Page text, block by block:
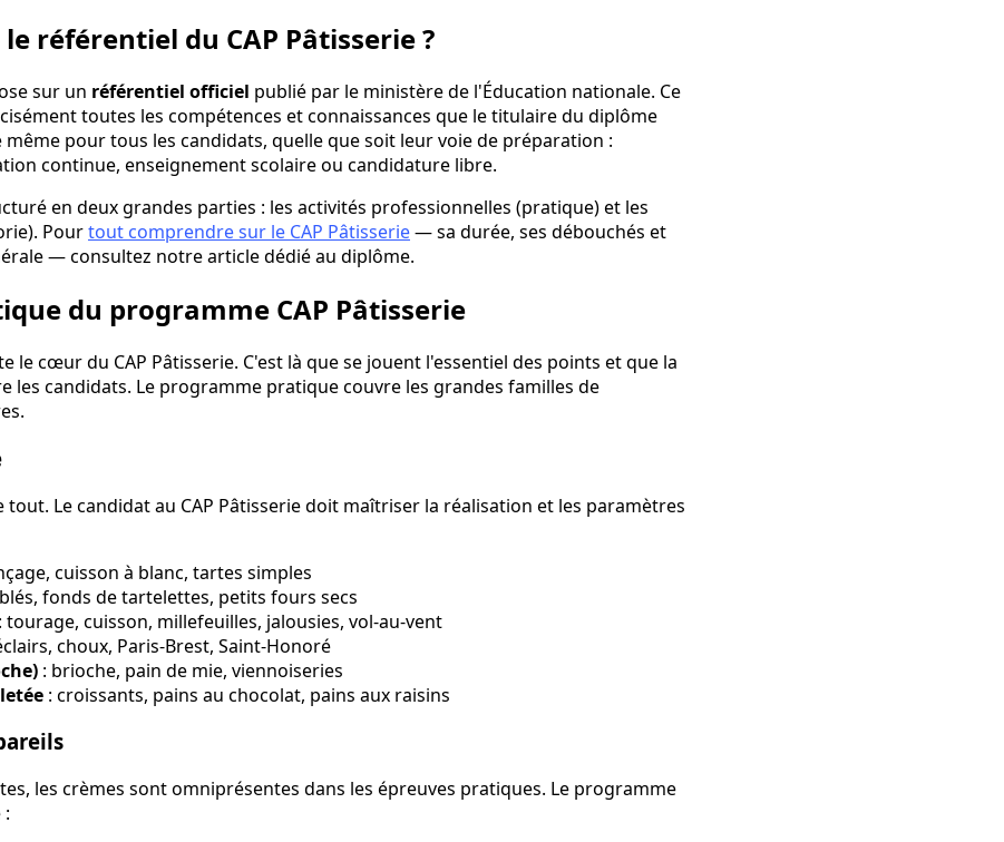
référentiel du CAP Pâtisserie ?
sur un référentiel officiel publié par le ministère de l'Éducation nationale. Ce
toutes les compétences et connaissances que le titulaire du diplôme
même pour tous les candidats, quelle que soit leur voie de préparation :
continue, enseignement scolaire ou candidature libre.
en deux grandes parties : les activités professionnelles (pratique) et les
Pourtout comprendre sur le CAP Pâtisserie— sa durée, ses débouchés et
— consultez notre article dédié au diplôme.
du programme CAP Pâtisserie
le cœur du CAP Pâtisserie. C'est là que se jouent l'essentiel des points et que la
les candidats. Le programme pratique couvre les grandes familles de
tout. Le candidat au CAP Pâtisserie doit maîtriser la réalisation et les paramètres
cuisson à blanc, tartes simples
fonds de tartelettes, petits fours secs
: tourage, cuisson, millefeuilles, jalousies, vol-au-vent
choux, Paris-Brest, Saint-Honoré
: brioche, pain de mie, viennoiseries
: croissants, pains au chocolat, pains aux raisins
les crèmes sont omniprésentes dans les épreuves pratiques. Le programme